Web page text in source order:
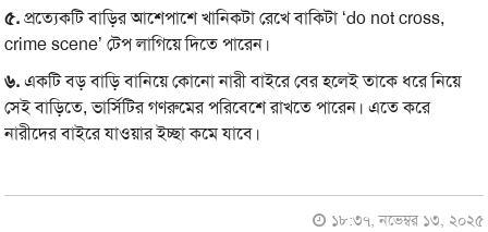
৫.প্রত্যেকটি বাড়ির আশেপাশে খানিকটা রেখে বাকিটা ‘do not cross,
crime scene’ টেপ লাগিয়ে দিতে পারেন।
৬.একটি বড় বাড়ি বানিয়ে কোনো নারী বাইরে বের হলেই তাকে ধরে নিয়ে
সেই বাড়িতে, ভার্সিটির গণরুমের পরিবেশে রাখতে পারেন। এতে করে
নারীদের বাইরে যাওয়ার ইচ্ছা কমে যাবে।
১৮:৩৭, নভেম্বর ১৩, ২০২৫